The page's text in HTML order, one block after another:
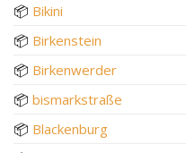
📦 Bikini
📦 Birkenstein
📦 Birkenwerder
📦 bismarkstraße
📦 Blackenburg